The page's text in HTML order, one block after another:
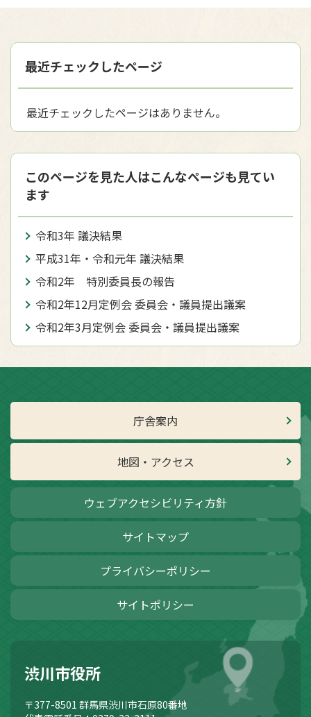
最近チェックしたページ
最近チェックしたページはありません。
このページを見た人はこんなページも見てい
ます
令和3年 議決結果
平成31年・令和元年 議決結果
令和2年 特別委員長の報告
令和2年12月定例会 委員会・議員提出議案
令和2年3月定例会 委員会・議員提出議案
庁舎案内
地図・アクセス
ウェブアクセシビリティ方針
サイトマップ
プライバシーポリシー
サイトポリシー
渋川市役所
〒377-8501 群馬県渋川市石原80番地